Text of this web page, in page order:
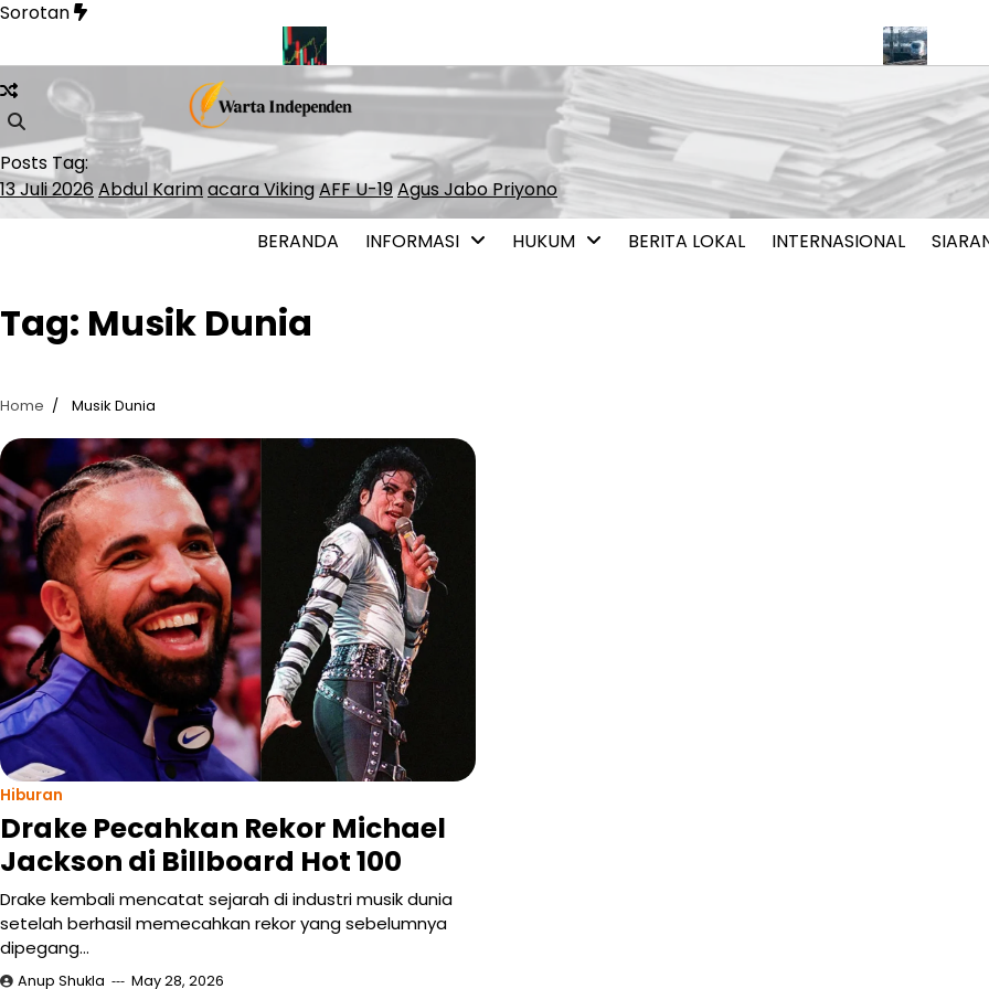
Skip
content
Sorotan
Soal Pelayaran Selat Hormuz INDEF: Merah Putih Bond Berpotensi Perkuat Pendalaman Pasar Keuangan Pemerintah
Posts Tag:
13 Juli 2026Abdul Karimacara VikingAFF U-19Agus Jabo Priyono
BERANDA INFORMASI HUKUM BERITA LOKAL INTERNASIONAL
Tag: Musik Dunia
Home Musik Dunia
Hiburan
Drake Pecahkan Rekor Michael
Jackson di Billboard Hot 100
Drake kembali mencatat sejarah di industri musik dunia
setelah berhasil memecahkan rekor yang sebelumnya
dipegang…
Anup Shukla May 28, 2026